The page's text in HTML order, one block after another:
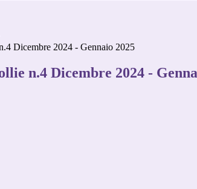
Dicembre 2024 - Gennaio 2025
n.4 Dicembre 2024 -